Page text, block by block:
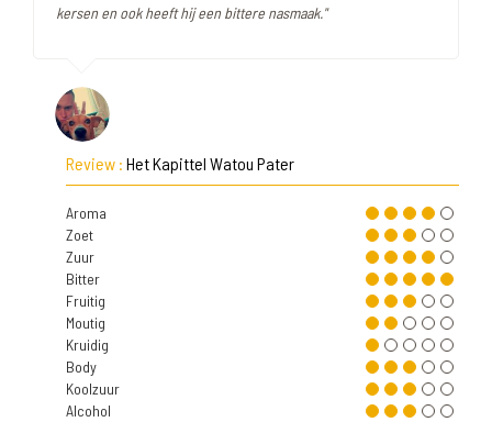
kersen en ook heeft hij een bittere nasmaak."
Review : Het Kapittel Watou Pater
Aroma
Zoet
Zuur
Bitter
Fruitig
Moutig
Kruidig
Body
Koolzuur
Alcohol